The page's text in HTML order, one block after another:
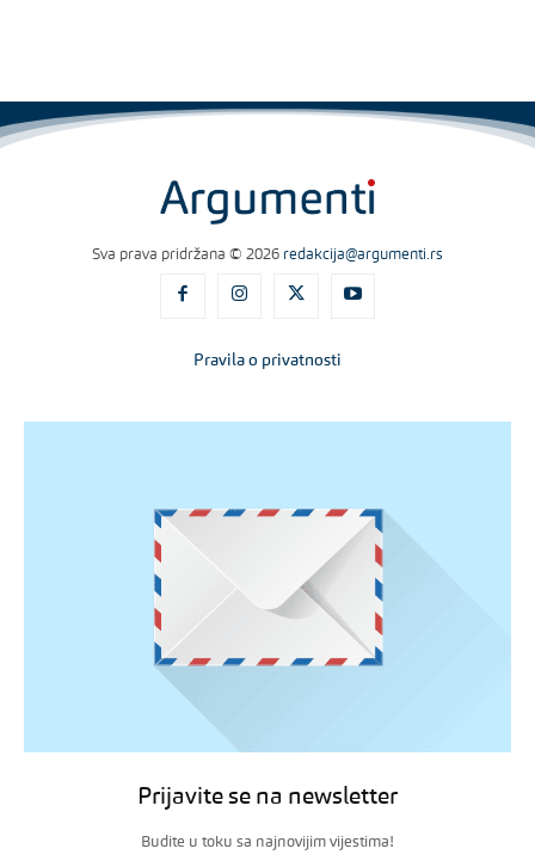
Sva prava pridržana © 2026 redakcija@argumenti.rs
Pravila o privatnosti
Prijavite se na newsletter
Budite u toku sa najnovijim vijestima!